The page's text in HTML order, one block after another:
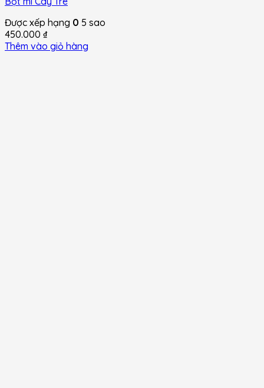
Được xếp hạng 0 5 sao
450.000 ₫
Thêm vào giỏ hàng